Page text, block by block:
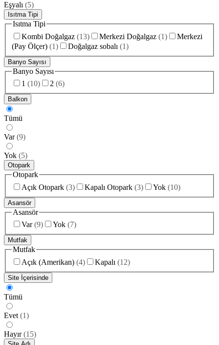
Eşyalı (5)
Isıtma Tipi
Isıtma Tipi
Kombi Doğalgaz (13) Merkezi Doğalgaz (1)
Merkezi
(Pay Ölçer) (1) Doğalgaz sobalı (1)
Banyo Sayısı
Banyo Sayısı
1 (10) 2 (6)
Balkon
Tümü
Var (9)
Yok (5)
Otopark
Otopark
Açık Otopark (3) Kapalı Otopark (3) Yok (10)
Asansör
Asansör
Var (9) Yok (7)
Mutfak
Mutfak
Açık (Amerikan) (4) Kapalı (12)
Site İçerisinde
Tümü
Evet (1)
Hayır (15)